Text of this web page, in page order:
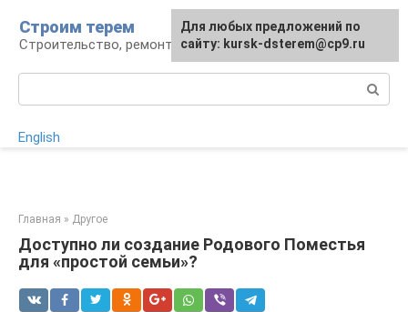
контенту
Строим терем
Строительство, ремонт, ландшафт
English
Главная » Другое
Доступно ли создание Родового Поместья
для «простой семьи»?
Для любых предложений по
сайту: kursk-dsterem@cp9.ru